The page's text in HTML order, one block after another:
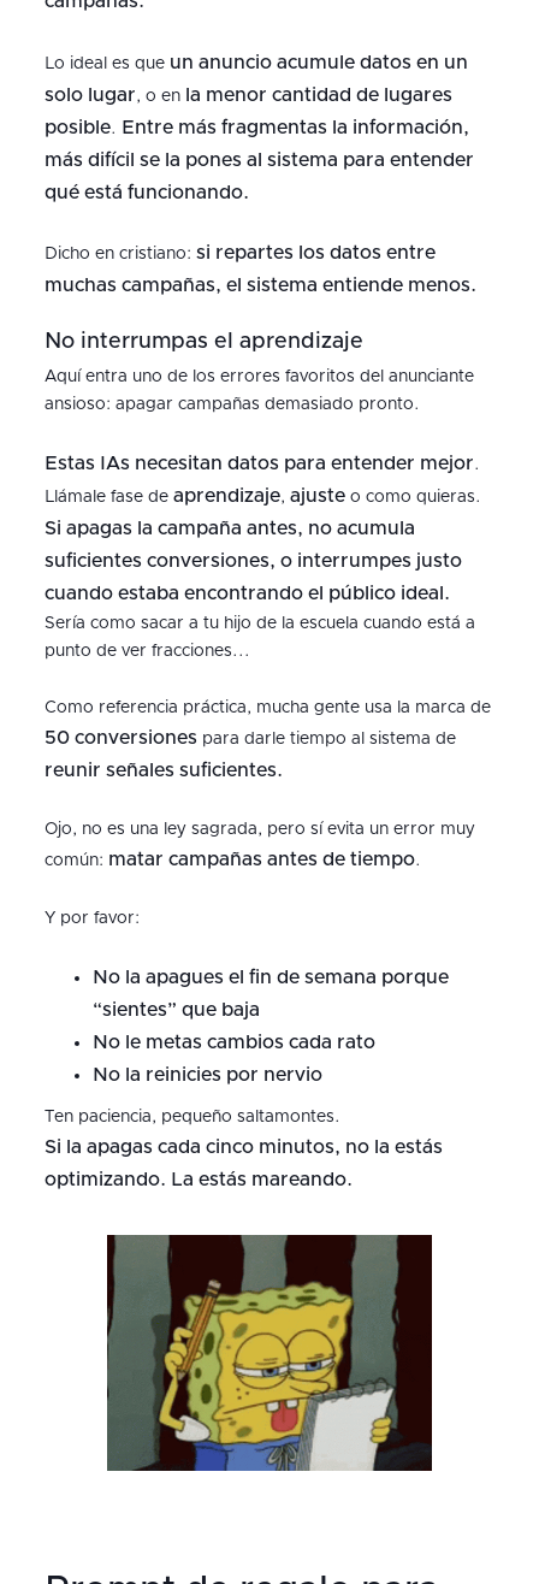
Lo ideal es que un anuncio acumule datos en un
solo lugar, o en la menor cantidad de lugares
posible.
Entre más fragmentas la información,
más difícil se la pones al sistema para entender
qué está funcionando.
Dicho en cristiano: si repartes los datos entre
muchas campañas, el sistema entiende menos.
No interrumpas el aprendizaje
Aquí entra uno de los errores favoritos del anunciante
ansioso: apagar campañas demasiado pronto.
Estas IAs necesitan datos para entender mejor.
Llámale fase de aprendizaje, ajusteo como quieras.
Si apagas la campaña antes, no acumula
suficientes conversiones, o interrumpes justo
cuando estaba encontrando el público ideal.
Sería como sacar a tu hijo de la escuela cuando está a
punto de ver fracciones...
Como referencia práctica, mucha gente usa la marca de
50 conversiones para darle tiempo al sistema de
reunir señales suficientes.
Ojo, no es una ley sagrada, pero sí evita un error muy
común: matar campañas antes de tiempo.
Y por favor:
No la apagues el fin de semana porque
“sientes” que baja
No le metas cambios cada rato
No la reinicies por nervio
Ten paciencia, pequeño saltamontes.
Si la apagas cada cinco minutos, no la estás
optimizando. La estás mareando.